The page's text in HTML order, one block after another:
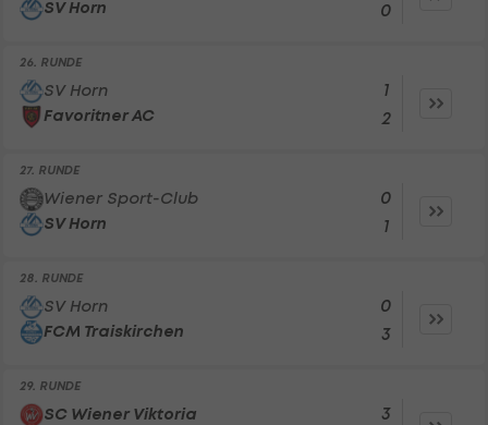
SV Horn
0
26. RUNDE
SV Horn
Favoritner AC
1
2
27. RUNDE
Wiener Sport-Club
SV Horn
0
1
28. RUNDE
SV Horn
FCM Traiskirchen
0
3
29. RUNDE
SC Wiener Viktoria
3